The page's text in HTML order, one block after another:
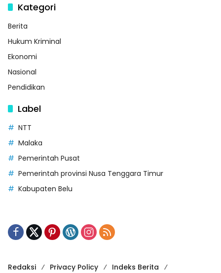
Kategori
Berita
Hukum Kriminal
Ekonomi
Nasional
Pendidikan
Label
NTT
Malaka
Pemerintah Pusat
Pemerintah provinsi Nusa Tenggara Timur
Kabupaten Belu
Redaksi Privacy Policy Indeks Berita